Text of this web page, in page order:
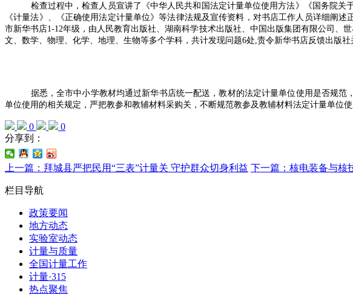
检查过程中，检查人员宣讲了《中华人民共和国法定计量单位使用方法》《国务院关
《计量法》、《正确使用法定计量单位》等法律法规及宣传资料，对书店工作人员详细阐
市新华书店1-12年级，由人民教育出版社、湖南科学技术出版社、中国出版集团有限公司、
文、数学、物理、化学、地理、生物等多个学科，共计发现问题6处 责令新华书店反馈出版社
据悉，全市中小学教材均通过新华书店统一配送，教材的法定计量单位使用是否规
单位使用的相关规定，严把教参和教辅材料采购关，不断规范教参及教辅材料法定计量单位
0
0
分享到：
上一篇：拜城县严把民用“三表”计量关 守护群众切身利益 下一篇：核电装备与核
栏目导航
政策要闻
地方动态
实验室动态
计量与质量
全国计量工作
计量·315
热点聚焦